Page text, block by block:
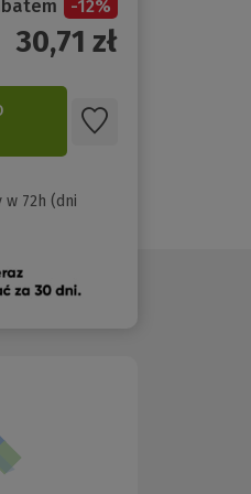
-12%
30,71 zł
w 72h (dni